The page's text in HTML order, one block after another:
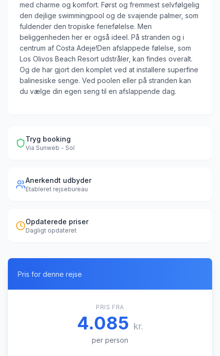
med charme og komfort. Først og fremmest selvfølgelig
den dejlige swimmingpool og de svajende palmer, som
fuldender den tropiske feriefølelse. Men
beliggenheden her er også ideel. På stranden og i
centrum af Costa Adeje!Den afslappede følelse, som
Los Olivos Beach Resort udstråler, kan findes overalt.
Og de har gjort den komplet ved at installere superfine
balinesiske senge. Ved poolen eller på stranden kan
du vælge din egen seng til en afslappende dag.
Tryg booking
Via Sunweb - Sol
Anerkendt udbyder
Etableret rejsebureau
Opdaterede priser
Dagligt opdateret
Pris for denne rejse
PRIS FRA
4.085 kr.
per person